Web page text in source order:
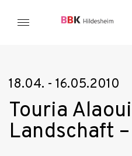
18.04. - 16.05.2010
Touria
Landschaft